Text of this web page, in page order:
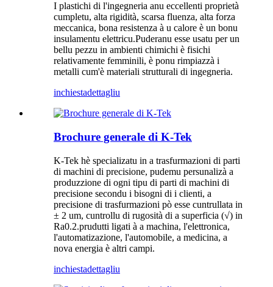
I plastichi di l'ingegneria anu eccellenti proprietà
cumpletu, alta rigidità, scarsa fluenza, alta forza
meccanica, bona resistenza à u calore è un bonu
insulamentu elettricu.Puderanu esse usatu per un
bellu pezzu in ambienti chimichi è fisichi
relativamente femminili, è ponu rimpiazzà i
metalli cum'è materiali strutturali di ingegneria.
inchiestadettagliu
Brochure generale di K-Tek
K-Tek hè specializatu in a trasfurmazioni di parti
di machini di precisione, pudemu persunalizà a
produzzione di ogni tipu di parti di machini di
precisione secondu i bisogni di i clienti, a
precisione di trasfurmazioni pò esse cuntrullata in
± 2 um, cuntrollu di rugosità di a superficia (√) in
Ra0.2.prudutti ligati à a machina, l'elettronica,
l'automatizazione, l'automobile, a medicina, a
nova energia è altri campi.
inchiestadettagliu